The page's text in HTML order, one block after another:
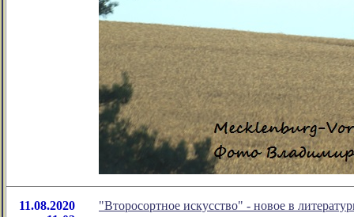
11.08.2020
"Второсортное искусство" - новое в